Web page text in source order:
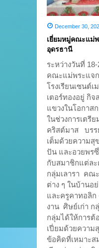
December 30,
เยี่ยมหมู่คณะแม่
อุดรธานี
ระหว่างวันที่
คณะแม่พระแจ
โรงเรียนเซนต์
เตอร์ทองอยู่ กิ
แขวงในโอกาส
ในช่วงการเตรี
คริสต์มาส บรร
เต็มด้วยความสุ
ปัน และอวยพร
กับสมาชิกแต่ล
กลุ่มเลารา คณ
ต่าง ๆ ในบ้านอ
และครูคาทอลิก
งาน ศิษย์เก่า
กลุ่มได้ให้การต้
เปี่ยมด้วยควา
ข้อคิดที่เหมาะ